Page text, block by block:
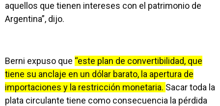
aquellos que tienen intereses con el patrimonio de
Argentina”, dijo.
Berni expuso que “este plan de convertibilidad, que
tiene su anclaje en un dólar barato, la apertura de
importaciones y la restricción monetaria. Sacar toda la
plata circulante tiene como consecuencia la pérdida